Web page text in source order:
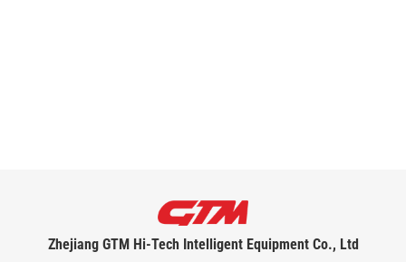
Zhejiang GTM Hi-Tech Intelligent Equipment Co., Ltd